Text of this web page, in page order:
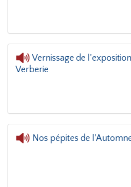
Vernissage de
Verberie
Nos pépites de